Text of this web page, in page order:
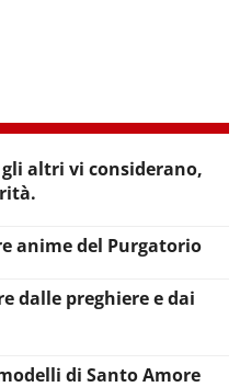
altri vi considerano,
anime del Purgatorio
dalle preghiere e dai
di Santo Amore